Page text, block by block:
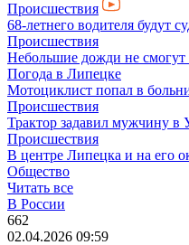
Происшествия
68-летнего водителя будут
Происшествия
Небольшие дожди не смогут
Погода в Липецке
Мотоциклист попал в
Происшествия
Трактор задавил мужчину в
Происшествия
В центре Липецка и на его
Общество
Читать все
В России
662
02.04.2026 09:59